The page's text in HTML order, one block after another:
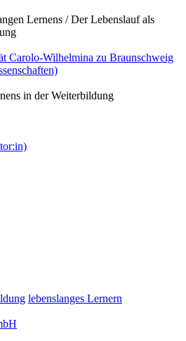
Lernens / Der Lebenslauf als
Carolo-Wilhelmina zu Braunschweig
in der Weiterbildung
lebenslanges Lernern